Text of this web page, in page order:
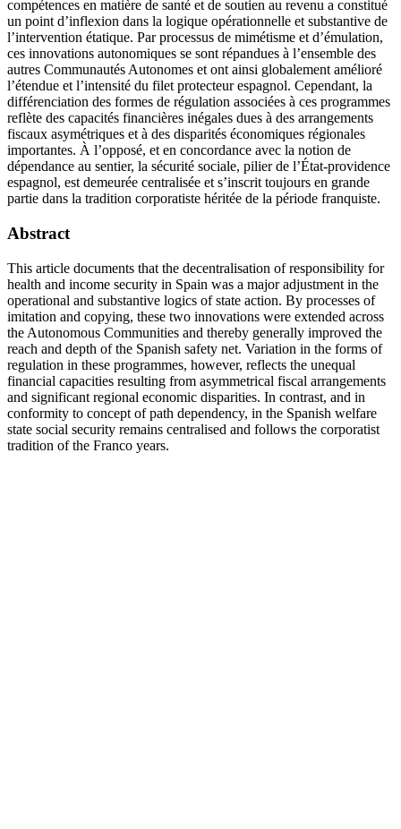
compétences en matière de santé et de soutien au revenu a constitué
un point d’inflexion dans la logique opérationnelle et substantive de
l’intervention étatique. Par processus de mimétisme et d’émulation,
ces innovations autonomiques se sont répandues à l’ensemble des
autres Communautés Autonomes et ont ainsi globalement amélioré
l’étendue et l’intensité du filet protecteur espagnol. Cependant, la
différenciation des formes de régulation associées à ces programmes
reflète des capacités financières inégales dues à des arrangements
fiscaux asymétriques et à des disparités économiques régionales
importantes. À l’opposé, et en concordance avec la notion de
dépendance au sentier, la sécurité sociale, pilier de l’État-providence
espagnol, est demeurée centralisée et s’inscrit toujours en grande
partie dans la tradition corporatiste héritée de la période franquiste.
Abstract
This article documents that the decentralisation of responsibility for
health and income security in Spain was a major adjustment in the
operational and substantive logics of state action. By processes of
imitation and copying, these two innovations were extended across
the Autonomous Communities and thereby generally improved the
reach and depth of the Spanish safety net. Variation in the forms of
regulation in these programmes, however, reflects the unequal
financial capacities resulting from asymmetrical fiscal arrangements
and significant regional economic disparities. In contrast, and in
conformity to concept of path dependency, in the Spanish welfare
state social security remains centralised and follows the corporatist
tradition of the Franco years.